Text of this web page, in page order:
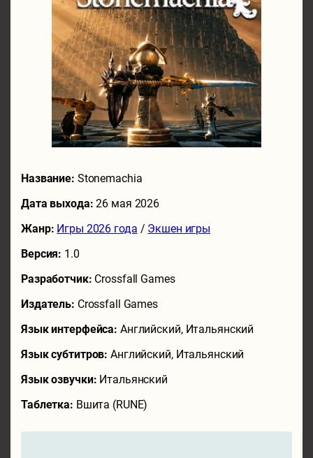
Название: Stonemachia
Дата выхода:26 мая 2026
Жанр: Игры 2026 года / Экшен игры
Версия: 1.0
Разработчик: Crossfall Games
Издатель: Crossfall Games
Язык интерфейса: Английский, Итальянский
Язык субтитров:Английский, Итальянский
Язык озвучки: Итальянский
Таблетка: Вшита (RUNE)